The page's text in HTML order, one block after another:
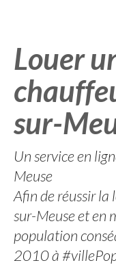
Louer
sur-
Un service en
Meuse
Afin de réussir la
sur-Meuse et en
population
2010 à